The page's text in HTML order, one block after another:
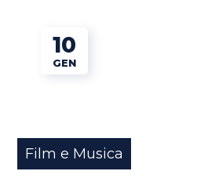
10
GEN
Film e Musica